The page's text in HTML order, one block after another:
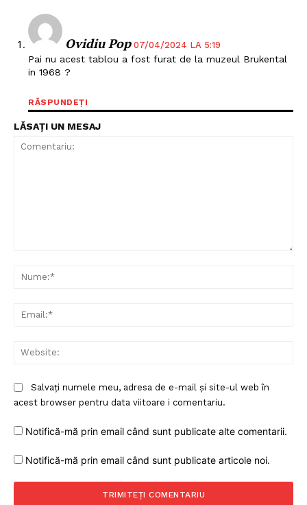
Ovidiu Pop 07/04/2024 LA 5:19
Pai nu acest tablou a fost furat de la muzeul Brukental
in 1968 ?
RĂSPUNDEȚI
LĂSAȚI UN MESAJ
Salvați numele meu, adresa de e-mail și site-ul web în
acest browser pentru data viitoare i comentariu.
Notifică-mă prin email când sunt publicate alte comentarii.
Notifică-mă prin email când sunt publicate articole noi.